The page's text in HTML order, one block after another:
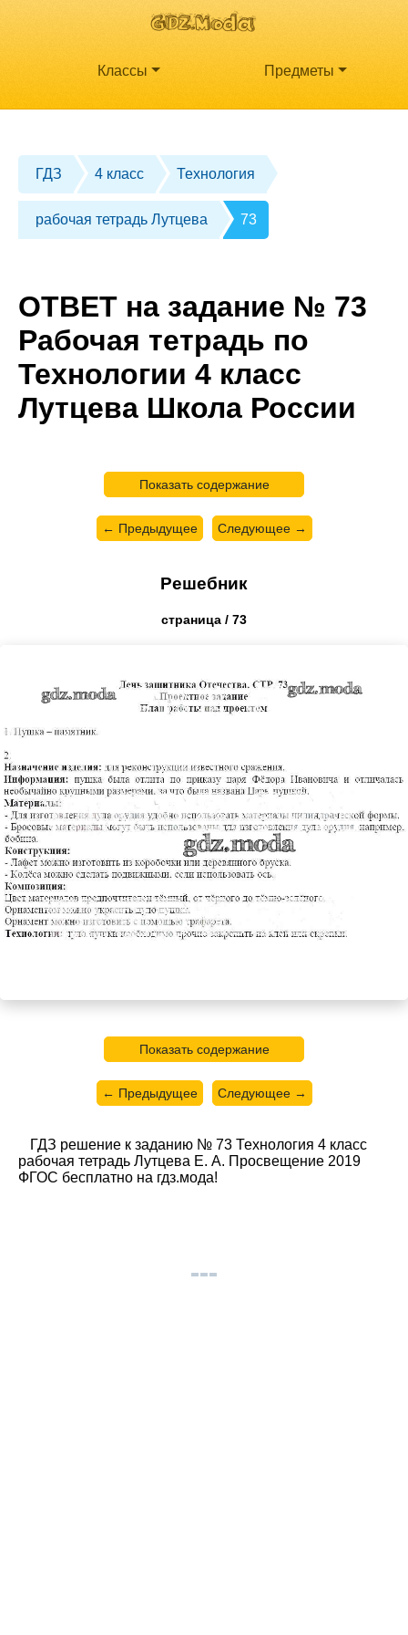
Классы Предметы
ГДЗ 4 класс Технология
рабочая тетрадь Лутцева 73
ОТВЕТ на задание № 73
Рабочая тетрадь по
Технологии 4 класс
Лутцева Школа России
Показать содержание
← Предыдущее Следующее →
Решебник
страница / 73
Показать содержание
← Предыдущее Следующее →
ГДЗ решение к заданию № 73 Технология 4 класс
рабочая тетрадь Лутцева Е. А. Просвещение 2019
ФГОС бесплатно на гдз.мода!